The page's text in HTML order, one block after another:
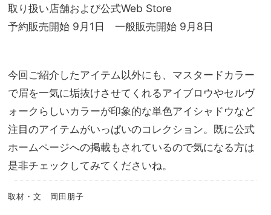
取り扱い店舗および公式Web Store
予約販売開始 9月1日 一般販売開始 9月8日
今回ご紹介したアイテム以外にも、マスタードカラー
で眉を一気に垢抜けさせてくれるアイブロウやセルヴ
ォークらしいカラーが印象的な単色アイシャドウなど
注目のアイテムがいっぱいのコレクション。既に公式
ホームページへの掲載もされているので気になる方は
是非チェックしてみてくださいね。
取材・文 岡田朋子